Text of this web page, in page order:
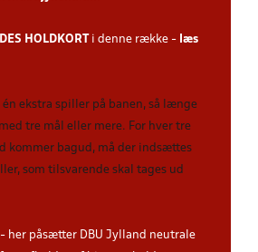
HOLDKORTi denne række - læs
ekstra spiller på banen, så længe
tre mål eller mere. For hver tre
kommer bagud, må der indsættes
som tilsvarende skal tages ud
- her påsætter DBU Jylland neutrale